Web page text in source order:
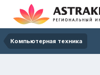
Компьютерная техника